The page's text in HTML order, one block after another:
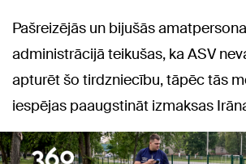
Pašreizējās un bijušās
administrācijā teikušas, ka ASV
apturēt šo tirdzniecību, tāpēc tās
iespējas paaugstināt izmaksas